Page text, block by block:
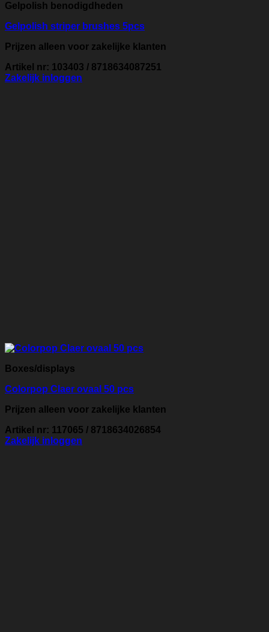
Gelpolish benodigdheden
Gelpolish striper brushes 5pcs
Prijzen alleen voor zakelijke klanten
Artikel nr: 103403 / 8718634087251
Zakelijk inloggen
Boxes/displays
Colorpop Claer ovaal 50 pcs
Prijzen alleen voor zakelijke klanten
Artikel nr: 117065 / 8718634026854
Zakelijk inloggen